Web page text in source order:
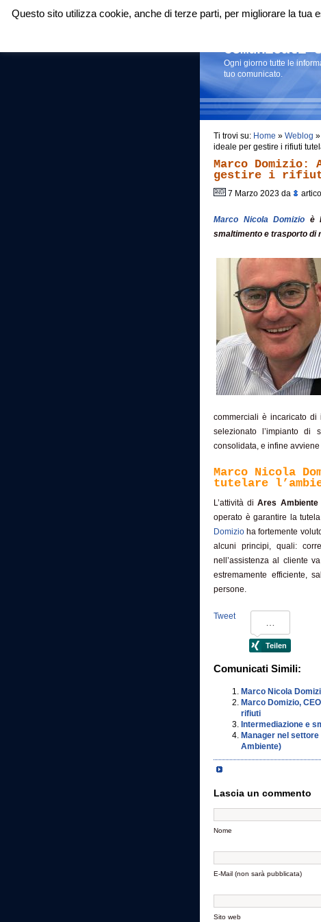
Login |RSS |
Comunicati
Ogni giorno tutte le
tuo comunicato.
Ti trovi su: Home » Weblog »
ideale per gestire i rifiuti
Marco
gestire i rifiuti
7 Marzo 2023 da
Marco Nicola Domizio è
smaltimento e trasporto di
commerciali è incaricato
selezionato l’impianto
consolidata, e infine
Marco Nicola
tutelare
L’attività diAres Ambiente
operato è garantire la
Domizio ha fortemente
alcuni principi, quali:
nell’assistenza al cliente
estremamente efficiente,
persone.
Tweet
Comunicati Simili:
Marco Nicola
Marco Domizio,
rifiuti
Intermediazione e
Manager nel
Ambiente)
Lascia un commento
Nome
E-Mail (non sarà pubblicata)
Sito web
Questo sito utilizza cookie, anche di terze parti, per migliorare la tua